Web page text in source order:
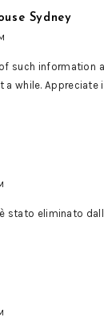
Sydney
such information
while. Appreciate
stato eliminato